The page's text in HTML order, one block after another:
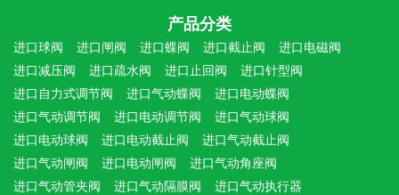
产品分类
进口球阀 进口闸阀 进口蝶阀 进口截止阀
进口电磁阀
进口减压阀
进口疏水阀 进口止回阀
进口针型阀
进口自力式调节阀
进口气动蝶阀
进口电动蝶阀
进口气动调节阀
进口电动调节阀
进口气动球阀
进口电动球阀
进口电动截止阀
进口气动截止阀
进口气动闸阀
进口电动闸阀
进口气动角座阀
进口气动管夹阀
进口气动隔膜阀
进口气动执行器